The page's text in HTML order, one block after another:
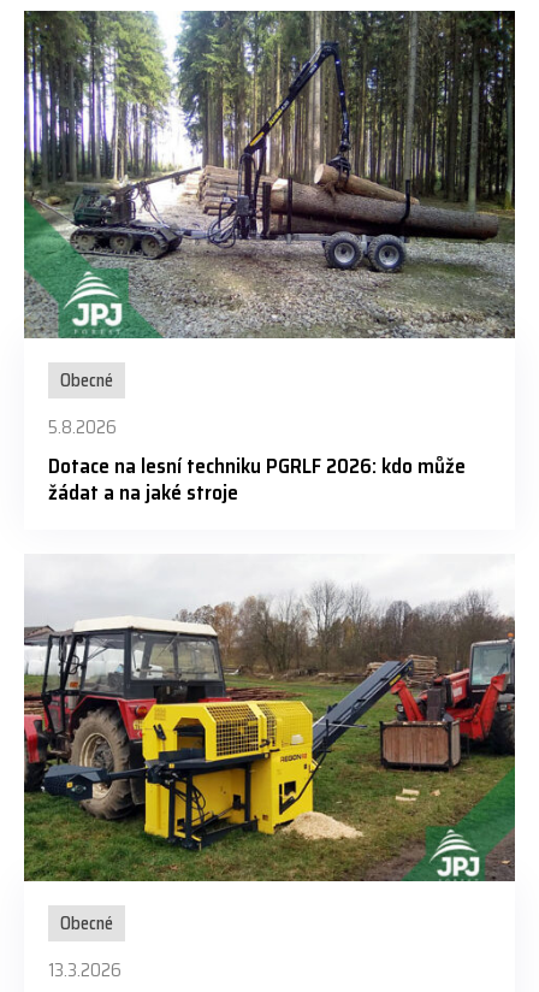
Obecné
5.8.2026
Dotace na lesní techniku PGRLF 2026: kdo může
žádat a na jaké stroje
Obecné
13.3.2026